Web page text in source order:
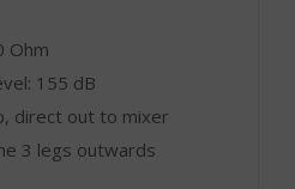
Ohm
155 dB
direct out to mixer
3 legs outwards